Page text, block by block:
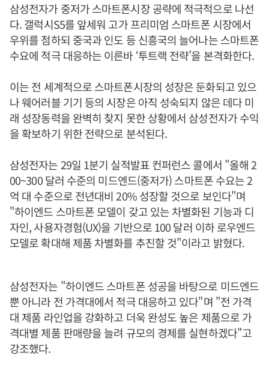
삼성전자가 중저가 스마트폰시장 공략에 적극적으로 나선
다. 갤럭시S5를 앞세워 고가 프리미엄 스마트폰 시장에서
우위를 점하되 중국과 인도 등 신흥국의 늘어나는 스마트폰
수요에 적극 대응하는 이른바 ‘투트랙 전략’을 본격화한다.
이는 전 세계적으로 스마트폰시장의 성장은 둔화되고 있으
나 웨어러블 기기 등의 시장은 아직 성숙되지 않은 데다 미
래 성장동력을 완벽히 찾지 못한 상황에서 삼성전자가 수익
을 확보하기 위한 전략으로 분석된다.
삼성전자는 29일 1분기 실적발표 컨퍼런스 콜에서 "올해 2
00~300 달러 수준의 미드엔드(중저가) 스마트폰 수요는 2
억 대 수준으로 전년대비 20% 성장할 것으로 보인다"며
"하이엔드 스마트폰 모델이 갖고 있는 차별화된 기능과 디
자인, 사용자경험(UX)을 기반으로 100 달러 이하 로우엔드
모델로 확대해 제품 차별화를 추진할 것"이라고 밝혔다.
삼성전자는 "하이엔드 스마트폰 성공을 바탕으로 미드엔드
뿐 아니라 전 가격대에서 적극 대응하고 있다"며 "전 가격
대 제품 라인업을 강화하고 더욱 완성도 높은 제품으로 가
격대별 제품 판매량을 늘려 규모의 경제를 실현하겠다"고
강조했다.